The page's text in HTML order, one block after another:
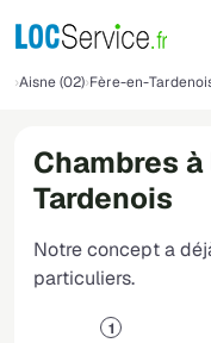
Aisne (02) Fère-en-
Chambres
Tardenois
Notre concept a
particuliers.